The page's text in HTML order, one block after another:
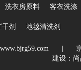
洗衣房原料 客衣洗涤
剂 地毯清洗剂
www.bjrg59.com
建设 ：